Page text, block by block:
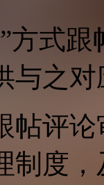
”方式
与之
帖评
制度